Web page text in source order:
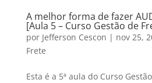
A melhor forma de fazer
[Aula 5 – Curso Gestão de
por Jefferson Cescon | nov 25,
Frete
Esta é a 5ª aula do Curso